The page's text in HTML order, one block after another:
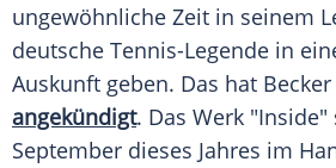
ungewöhnliche Zeit in seinem
deutsche Tennis-Legende in
Auskunft geben. Das hat Becker
angekündigt. Das Werk "Inside"
September dieses Jahres im